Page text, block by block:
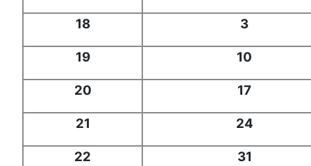
18 3
19 10
20 17
21 24
22 31